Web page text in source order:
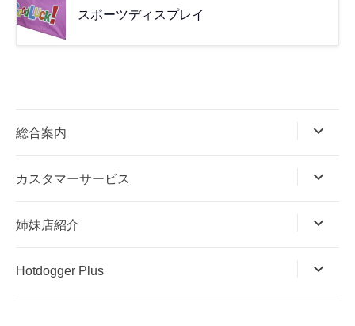
スポーツディスプレイ
総合案内
カスタマーサービス
姉妹店紹介
Hotdogger Plus